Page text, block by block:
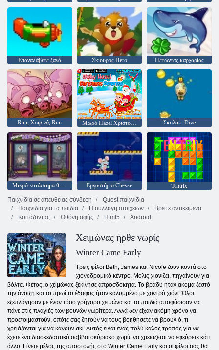
Επαναλάβετε ξανά Σκίουρος Hero Πετώντας καρχαρίας
Run, Χοιρινά, Run Μωρό Hazel Χριστούγεννα Έκπληξη Σκυλάκι Dive
Εργαστήριο Chesse
Tentrix
Παιχνίδια σε απευθείας σύνδεση
Quest παιχνίδια
Παιχνίδια για τα παιδιά
Η συλλογή στοιχείων
Βρείτε αντικείμενα
Κοιτάζοντας
Οθόνη αφής Html5 Android
Χειμώνας ήρθε νωρίς
Winter Came Early
Τρεις φίλοι Beth, James και Nicole ζουν κοντά στο
χιονοδρομικό κέντρο. Μόλις χιονίζει, πηγαίνουν για
βόλτα. Φέτος, ο χειμώνας ξεκίνησε απροσδόκητα. Το βράδυ ήταν ακόμα ζεστό
την άνοιξη και το πρωί το έδαφος ήταν καλυμμένο με χοντρό χιόνι. Όλοι
εξεπλάγησαν με έναν τόσο γρήγορο χειμώνα και τα παιδιά αποφάσισαν να
πάνε στις πλαγιές των βουνών νωρίτερα. Αλλά δεν είχαν ακόμη χρόνο να
προετοιμαστούν, οπότε σας ζητούν να τους βοηθήσετε να βρουν ό, τι
χρειάζονται για να κάνουν σκι. Αυτός είναι ένας πολύ καλός τρόπος για να
έχετε ένα διασκεδαστικό σαββατοκύριακο χωρίς να χρειάζεται να εφεύρετε κάτι
άλλο. Γίνετε μέλος της αποστολής στο Winter Came Early και οι φίλοι σας θα